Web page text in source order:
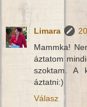
Limara
Mammka!
áztatom
szoktam. A
áztatni:)
Válasz